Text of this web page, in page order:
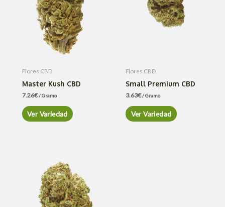
Flores CBD
Master Kush CBD
7.26€/ Gramo
Ver Variedad
Flores CBD
Small Premium CBD
3.63€/ Gramo
Ver Variedad